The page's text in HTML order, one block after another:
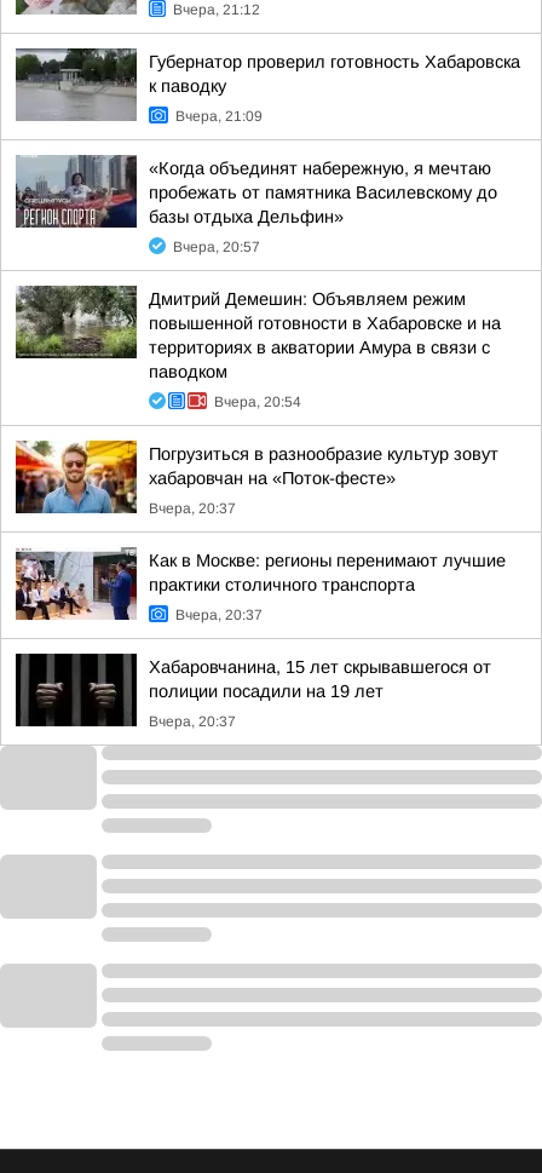
Вчера, 21:12
Губернатор проверил готовность Хабаровска
к паводку
Вчера, 21:09
«Когда объединят набережную, я мечтаю
пробежать от памятника Василевскому до
базы отдыха Дельфин»
Вчера, 20:57
Дмитрий Демешин: Объявляем режим
повышенной готовности в Хабаровске и на
территориях в акватории Амура в связи с
паводком
Вчера, 20:54
Погрузиться в разнообразие культур зовут
хабаровчан на «Поток-фесте»
Вчера, 20:37
Как в Москве: регионы перенимают лучшие
практики столичного транспорта
Вчера, 20:37
Хабаровчанина, 15 лет скрывавшегося от
полиции посадили на 19 лет
Вчера, 20:37